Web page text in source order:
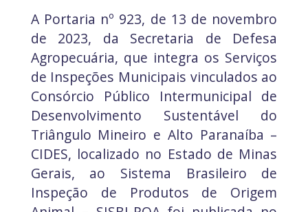
A Portaria nº 923, de 13 de novembro
de 2023, da Secretaria de Defesa
Agropecuária, que integra os Serviços
de Inspeções Municipais vinculados ao
Consórcio Público Intermunicipal de
Desenvolvimento Sustentável do
Triângulo Mineiro e Alto Paranaíba –
CIDES, localizado no Estado de Minas
Gerais, ao Sistema Brasileiro de
Inspeção de Produtos de Origem